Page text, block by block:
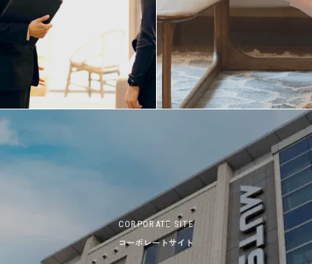
CORPORATE SITE
コーポレートサイト